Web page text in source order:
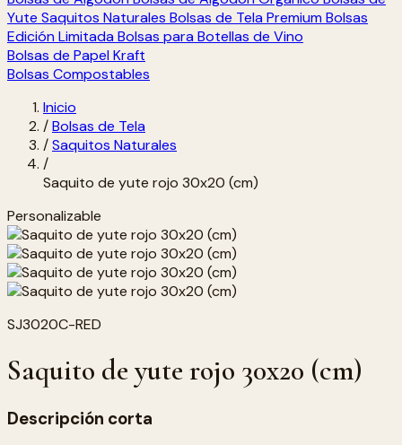
Yute Saquitos Naturales Bolsas de Tela Premium Bolsas
Edición Limitada Bolsas para Botellas de Vino
Bolsas de Papel Kraft
Bolsas Compostables
Inicio
/Bolsas de Tela
/Saquitos Naturales
/
Saquito de yute rojo 30x20 (cm)
Personalizable
SJ3020C-RED
Saquito de yute rojo 30x20 (cm)
Descripción corta